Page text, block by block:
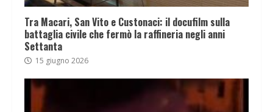
Tra Macari, San Vito e Custonaci: il docufilm sulla
battaglia civile che fermò la raffineria negli anni
Settanta
15 giugno 2026